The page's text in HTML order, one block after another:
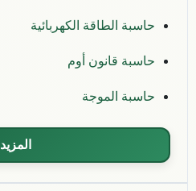
حاسبة الطاقة الكهربائية
حاسبة قانون أوم
حاسبة الموجة
المزيد